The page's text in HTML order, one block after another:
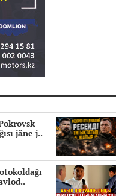
jäne j..